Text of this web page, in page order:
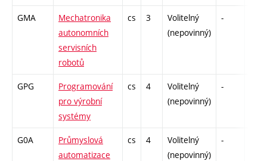
GMA
Mechatronika
autonomních
servisních
robotů
cs 3
Volitelný
(nepovinný)
-
GPG
Programování
pro výrobní
systémy
cs 4
Volitelný
(nepovinný)
-
G0A
Průmyslová
automatizace
cs 4
Volitelný
(nepovinný)
-